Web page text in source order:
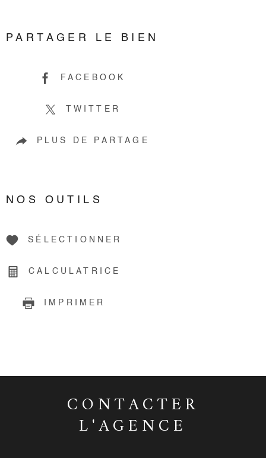
PARTAGER LE BIEN
FACEBOOK
TWITTER
PLUS DE PARTAGE
NOS OUTILS
SÉLECTIONNER
CALCULATRICE
IMPRIMER
CONTACTER
L'AGENCE